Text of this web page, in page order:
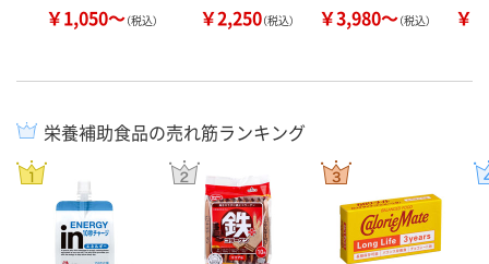
￥1,050～（税込） ￥2,250（税込） ￥3,980～（税込） ￥
栄養補助食品の売れ筋ランキング